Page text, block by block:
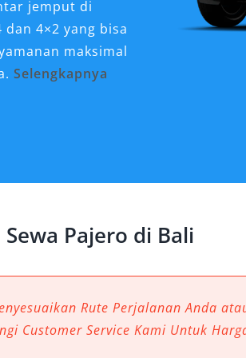
jemput di
4×2 yang bisa
maksimal
Selengkapnya
fitur lengkap dan
Gaya
Sewa Pajero di Bali
Rute Perjalanan Anda
Customer Service Kami Untuk